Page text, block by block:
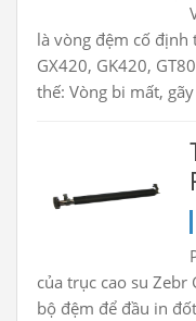
là vòng đệm cố định
GX420, GK420,
thế: Vòng bi mất,
của trục cao su Zebr
bộ đệm để đầu in